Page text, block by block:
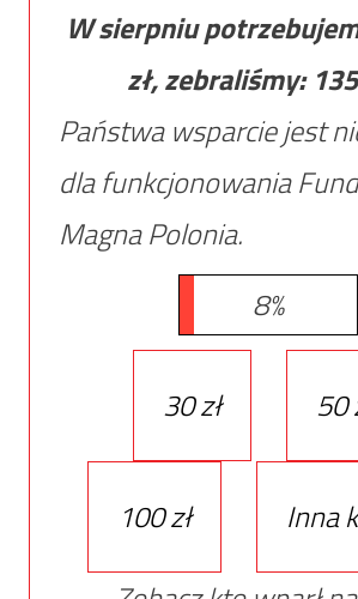
W sierpniu
zł, zebraliśmy:
Państwa wsparcie jest
dla funkcjonowania
Magna Polonia.
8%
30 zł 50
100 zł
Inna